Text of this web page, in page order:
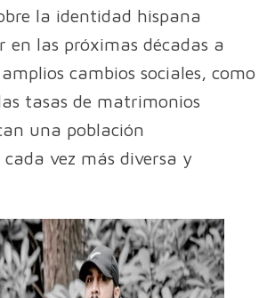
la identidad hispana
en las próximas décadas a
cambios sociales, como
tasas de matrimonios
una población
vez más diversa y